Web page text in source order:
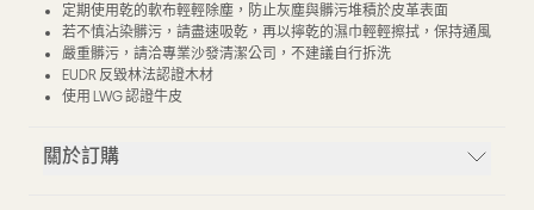
定期使用乾的軟布輕輕除塵，防止灰塵與髒污堆積於皮革表面
若不慎沾染髒污，請盡速吸乾，再以擰乾的濕巾輕輕擦拭，保持通風
嚴重髒污，請洽專業沙發清潔公司，不建議自行拆洗
EUDR 反毀林法認證木材
使用 LWG 認證牛皮
關於訂購